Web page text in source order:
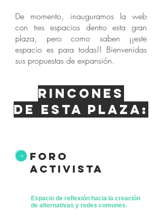
Rincones
de esta plaza:
De momento, inauguramos la web
con tres espacios dentro esta gran
plaza, pero como saben ¡¡este
espacio es para todas!! Bienvenidas
sus propuestas de expansión.
foro
activista
Espacio de reflexión hacia la creación
de alternativas y redes comunes.